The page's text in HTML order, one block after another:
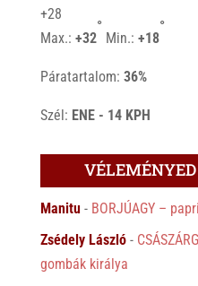
+28
Max.: +32
°
Min.: +18
°
Páratartalom: 36%
Szél: ENE - 14 KPH
Manitu- BORJÚAGY –
Zsédely László-
gombák királya